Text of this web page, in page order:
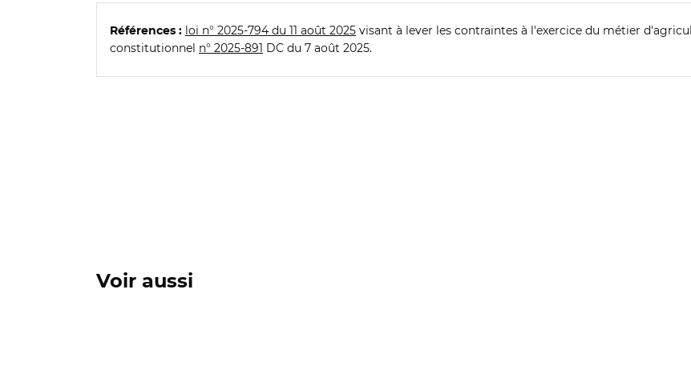
Références : loi n° 2025-794 du 11 août 2025 visant à lever les contraintes à l'exercice du métier
constitutionnel n° 2025-891 DC du 7 août 2025.
Voir aussi